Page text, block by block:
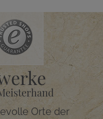
Orte der